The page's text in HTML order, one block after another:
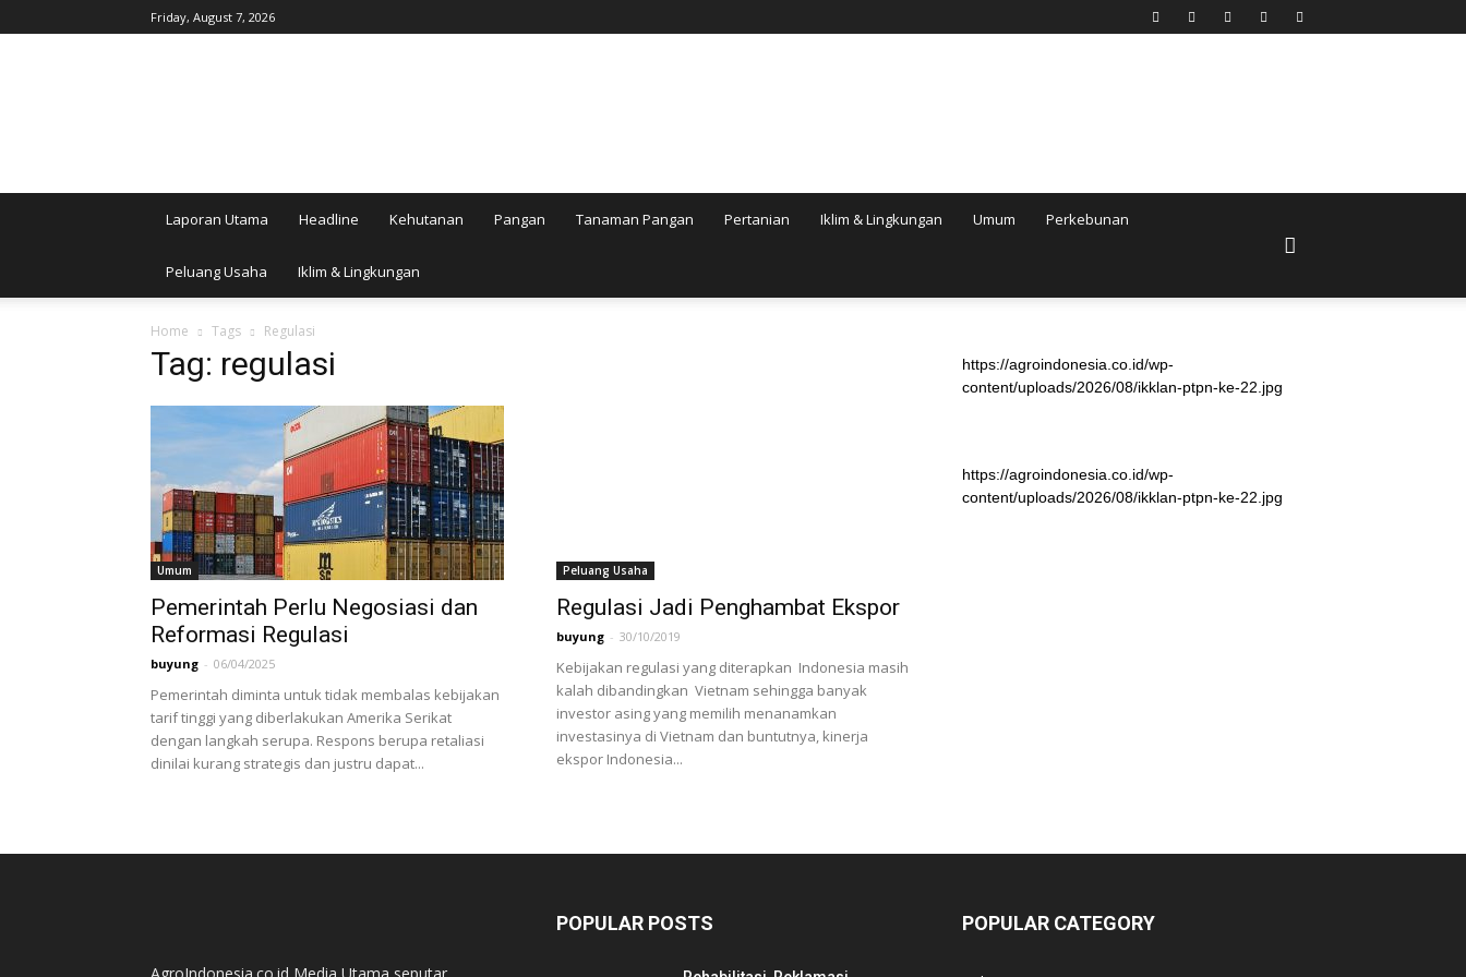
Friday, August 7, 2026
Laporan Utama Headline Kehutanan Pangan Tanaman Pangan Pertanian Iklim & Lingkungan Umum Perkebunan
Peluang Usaha Iklim & Lingkungan
Home Tags Regulasi
Tag: regulasi
Umum
Pemerintah Perlu Negosiasi dan
Reformasi Regulasi
buyung - 06/04/2025
Pemerintah diminta untuk tidak membalas kebijakan
tarif tinggi yang diberlakukan Amerika Serikat
dengan langkah serupa. Respons berupa retaliasi
dinilai kurang strategis dan justru dapat...
Peluang Usaha
Regulasi Jadi Penghambat Ekspor
buyung - 30/10/2019
Kebijakan regulasi yang diterapkan Indonesia masih
kalah dibandingkan Vietnam sehingga banyak
investor asing yang memilih menanamkan
investasinya di Vietnam dan buntutnya, kinerja
ekspor Indonesia...
https://agroindonesia.co.id/wp-
content/uploads/2026/08/ikklan-ptpn-ke-22.jpg
https://agroindonesia.co.id/wp-
content/uploads/2026/08/ikklan-ptpn-ke-22.jpg
POPULAR POSTS POPULAR CATEGORY